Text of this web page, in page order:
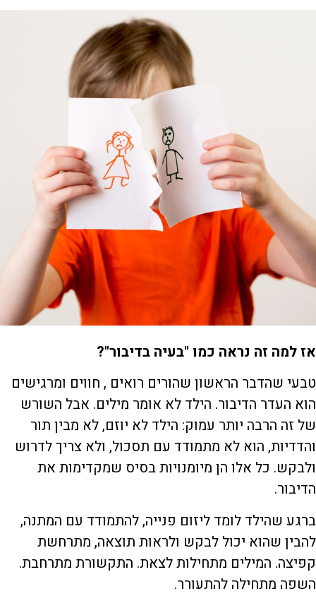
אז למה זה נראה כמו "בעיה בדיבור"?
טבעי שהדבר הראשון שהורים רואים , חווים ומרגישים
הוא העדר הדיבור. הילד לא אומר מילים. אבל השורש
של זה הרבה יותר עמוק: הילד לא יוזם, לא מבין תור
והדדיות, הוא לא מתמודד עם תסכול, ולא צריך לדרוש
ולבקש. כל אלו הן מיומנויות בסיס שמקדימות את
הדיבור.
ברגע שהילד לומד ליזום פנייה, להתמודד עם המתנה,
להבין שהוא יכול לבקש ולראות תוצאה, מתרחשת
קפיצה. המילים מתחילות לצאת. התקשורת מתרחבת.
השפה מתחילה להתעורר.